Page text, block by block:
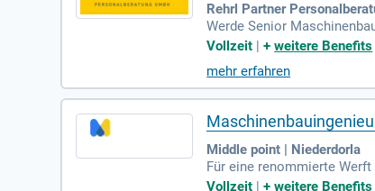
Rehrl Partner
Werde Senior
g mechanischer
Vollzeit |+weitere Benefits
mehr erfahren
Middle point | Niederdorla
Für eine renommierte
sind aufgrund der hohen
Vollzeit |+weitere Benefits